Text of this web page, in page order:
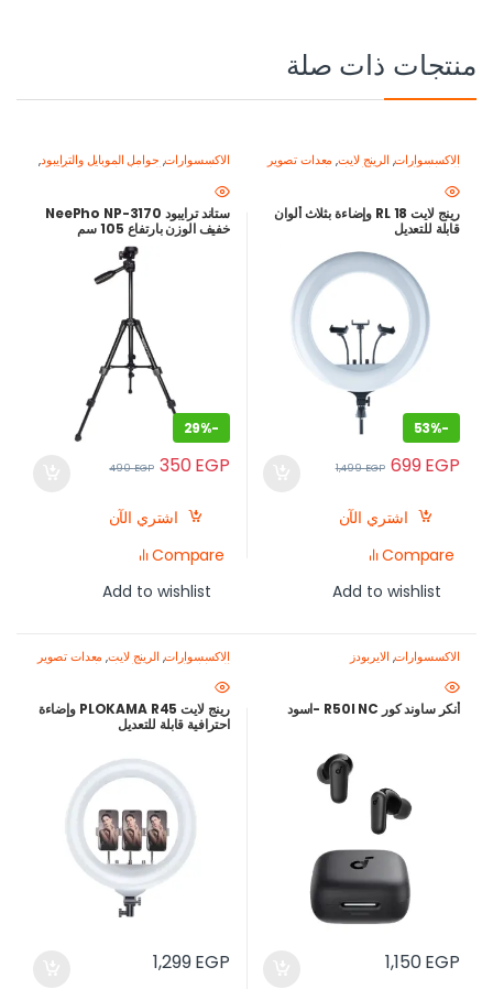
منتجات ذات صلة
الاكسسوارات, الرينج لايت, معدات تصوير
الموبايل-اصنع محتواك باحتراف
رينج لايت RL 18 وإضاءة بثلاث ألوان
قابلة للتعديل
-
53%
699EGP
1,499EGP
اشتري الآن
Compare
Add to wishlist
الاكسسوارات, حوامل الموبايل والترايبود,
معدات تصوير الموبايل-اصنع محتواك
باحتراف
ستاند ترايبود NeePho NP-3170
خفيف الوزن بارتفاع 105 سم
للموبايل والكاميرا
-
29%
350EGP
490EGP
اشتري الآن
Compare
Add to wishlist
الاكسسوارات, الايربودز
أنكر ساوند كور R50I NC -اسود
1,150EGP
الاكسسوارات, الرينج لايت, معدات تصوير
الموبايل-اصنع محتواك باحتراف
رينج لايت PLOKAMA R45 وإضاءة
احترافية قابلة للتعديل
1,299EGP